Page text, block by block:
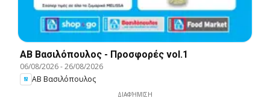
ΑΒ Βασιλόπουλος - Προσφορές vol.1
06/08/2026-26/08/2026
ΑΒ Βασιλόπουλος
ΔΙΑΦΉΜΙΣΗ